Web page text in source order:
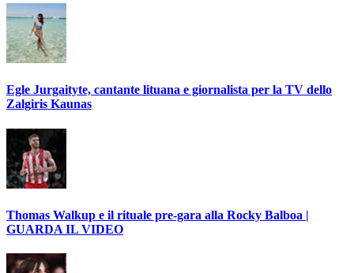
Egle Jurgaityte, cantante lituana e giornalista per la TV dello
Zalgiris Kaunas
Thomas Walkup e il rituale pre-gara alla Rocky Balboa |
GUARDA IL VIDEO